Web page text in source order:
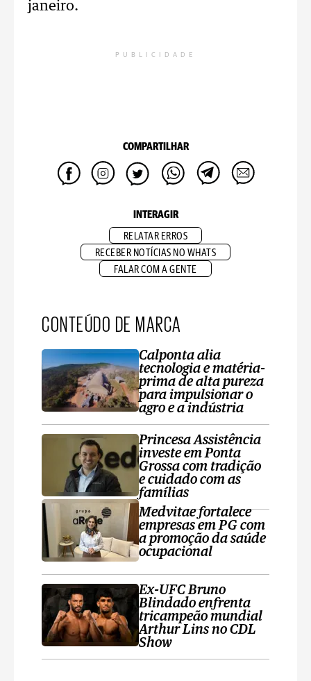
janeiro.
PUBLICIDADE
COMPARTILHAR
INTERAGIR
RELATAR ERROS
RECEBER NOTÍCIAS NO WHATS
FALAR COM A GENTE
CONTEÚDO DE MARCA
Calponta alia
tecnologia e matéria-
prima de alta pureza
para impulsionar o
agro e a indústria
Princesa Assistência
investe em Ponta
Grossa com tradição
e cuidado com as
famílias
Medvitae fortalece
empresas em PG com
a promoção da saúde
ocupacional
Ex-UFC Bruno
Blindado enfrenta
tricampeão mundial
Arthur Lins no CDL
Show